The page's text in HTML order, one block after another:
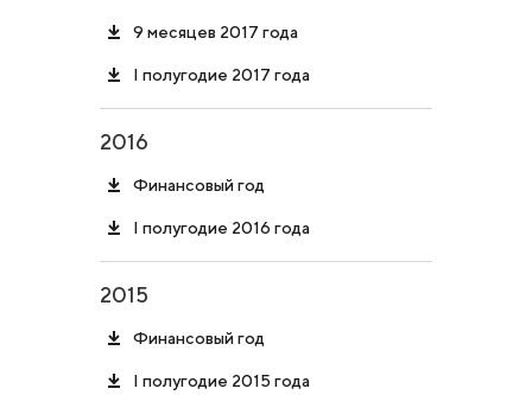
9 месяцев 2017 года
I полугодие 2017 года
2016
Финансовый год
I полугодие 2016 года
2015
Финансовый год
I полугодие 2015 года